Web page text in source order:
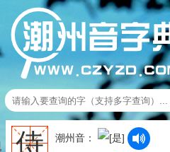
侍 潮州音：